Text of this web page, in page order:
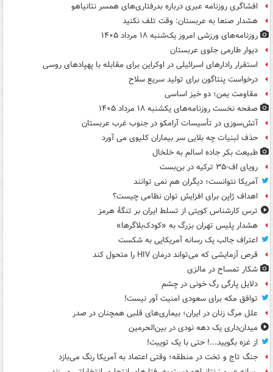
افشاگری روزنامه عبری درباره بدرفتاری‌های همسر نتانیاهو
هشدار صنعا به عربستان: وقت تلف نکنید
روزنامه‌های ورزشی امروز یک‌شنبه ۱۸ مرداد ۱۴۰۵
دیوار طارمی جلوی عربستان
استقرار رادارهای اسرائیلی در اوکراین برای مقابله با پهپادهای روسی
درخواست پنتاگون برای تولید سریع سلاح
مقاومت یمن؛ دو خیز اساسی
صفحه نخست روزنامه‌های یکشنبه ۱۸ مرداد ۱۴۰۵
آتش‌سوزی در تأسیسات آرامکو در جنوب غرب عربستان
حذف لبنیات چه بلایی سر بیماران کلیوی می آورد
طبیعت بکر جاده اسالم به خلخال
رویای اف-۳۵ ترکیه در بن‌بست
آمریکا نتوانست؛ دیگران هم نمی توانند
اهداف ژاپن برای افزایش توان نظامی چیست؟
ترس کارشناس کویتی از تسلط ایران بر تنگۀ هرمز
هشدار پلیس تهران بزرگ به «کودک‌بلاگرها»
اعتراف جالب یک رسانه آمریکایی به شکست
قرص آزمایشی که می‌تواند درمان HIV را متحول کند
شکار تمساح در مالزی
دلایل پارگی رگ خونی در چشم
توافق مکه برای سعودی امنیت آور نیست!
علل مرگ زنان در ایران؛ بیماری‌های قلبی همچنان در صدر
میدان‌داری یک دهه نودی در بین‌الحرمین
از غزه بگویید...! حتی با یک توییت!
جنگ تاج و تخت در منطقه؛ وقتی اعتماد به آمریکا رنگ می‌بازد